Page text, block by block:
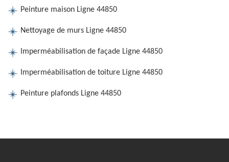
Peinture maison Ligne 44850
Nettoyage de murs Ligne 44850
Imperméabilisation de façade Ligne 44850
Imperméabilisation de toiture Ligne 44850
Peinture plafonds Ligne 44850